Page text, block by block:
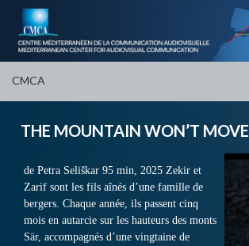
CMCA
THE MOUNTAIN WON’T MOVE
de Petra Seliškar 95 min, 2025 Zekir et
Zarif sont les fils aînés d’une famille de
bergers. Chaque année, ils passent cinq
mois en autarcie sur les hauteurs des monts
Sär, accompagnés d’une vingtaine de